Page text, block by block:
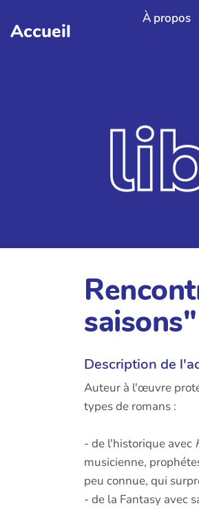
Aller au contenu principal
Accueil
À propos
saisons"
Description de
Auteur à l'œuvre
types de romans :
- de l'historique avec
musicienne,
peu connue, qui
- de la Fantasy avec